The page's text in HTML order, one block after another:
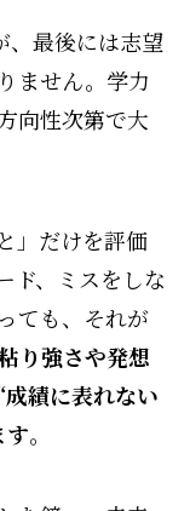
、最後には志望
ません。学力
向性次第で大
」だけを評価
ド、ミスをしな
ても、それが
り強さや発想
績に表れない
す。